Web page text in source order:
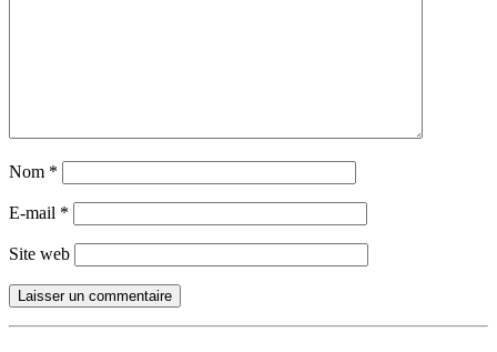
Nom *
E-mail *
Site web